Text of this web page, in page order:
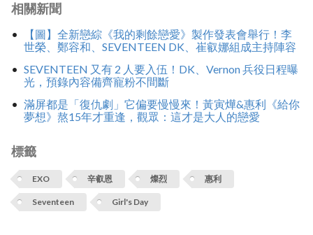
相關新聞
【圖】全新戀綜《我的剩餘戀愛》製作發表會舉行！李
世榮、鄭容和、SEVENTEEN DK、崔叡娜組成主持陣容
SEVENTEEN 又有 2 人要入伍！DK、Vernon 兵役日程曝
光，預錄內容備齊寵粉不間斷
滿屏都是「復仇劇」它偏要慢慢來！黃寅燁&惠利《給你
夢想》熬15年才重逢，觀眾：這才是大人的戀愛
標籤
EXO 辛叡恩 燦烈 惠利
Seventeen Girl's Day